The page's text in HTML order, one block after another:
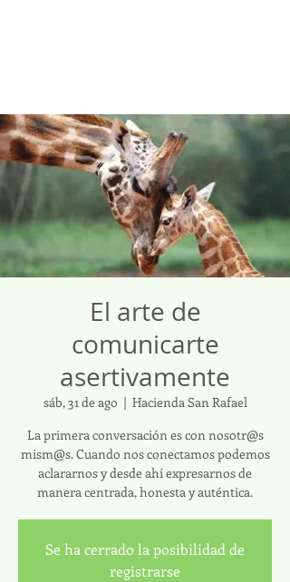
El arte de
comunicarte
asertivamente
sáb, 31 de ago
  |
Hacienda San Rafael
La primera conversación es con nosotr@s
mism@s. Cuando nos conectamos podemos
aclararnos y desde ahí expresarnos de
Se ha cerrado la posibilidad de
registrarse